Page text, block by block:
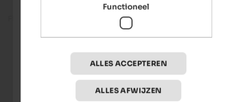
Functioneel
ALLES ACCEPTEREN
ALLES AFWIJZEN